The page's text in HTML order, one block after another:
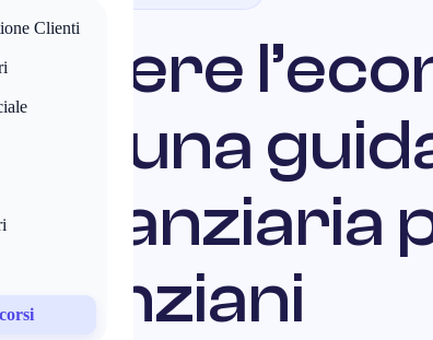
Clienti
una
finanziaria
anziani